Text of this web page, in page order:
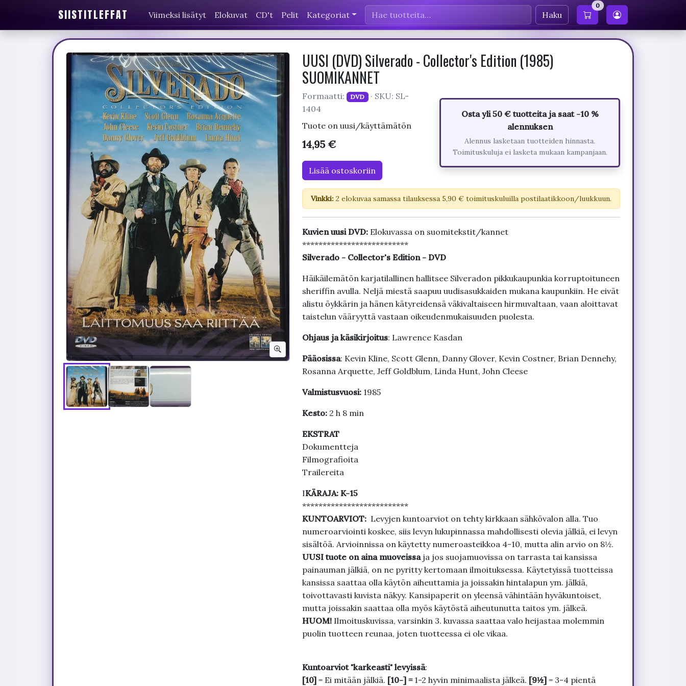
SIISTITLEFFAT Viimeksi lisätyt Elokuvat CD't Pelit Kategoriat Haku
0
UUSI (DVD) Silverado - Collector's Edition (1985)
SUOMIKANNET
Formaatti: DVD
· SKU: SL-
1404
Tuote on uusi/käyttämätön
14,95 €
Lisää ostoskoriin
Osta yli 50 € tuotteita ja saat -10 %
alennuksen
Alennus lasketaan tuotteiden hinnasta.
Toimituskuluja ei lasketa mukaan kampanjaan.
Vinkki:2 elokuvaa samassa tilauksessa 5,90 € toimituskuluilla postilaatikkoon/luukkuun.
Kuvien uusi DVD: Elokuvassa on suomitekstit/kannet
**************************
Silverado - Collector's Edition - DVD
Häikäilemätön karjatilallinen hallitsee Silveradon pikkukaupunkia korruptoituneen
sheriffin avulla. Neljä miestä saapuu uudisasukkaiden mukana kaupunkiin. He eivät
alistu öykkärin ja hänen kätyreidensä väkivaltaiseen hirmuvaltaan, vaan aloittavat
taistelun vääryyttä vastaan oikeudenmukaisuuden puolesta.
Ohjaus ja käsikirjoitus: Lawrence Kasdan
Pääosissa: Kevin Kline, Scott Glenn, Danny Glover, Kevin Costner, Brian Dennehy,
Rosanna Arquette, Jeff Goldblum, Linda Hunt, John Cleese
Valmistusvuosi:1985
Kesto:2 h 8 min
EKSTRAT
Dokumentteja
Filmografioita
Trailereita
IKÄRAJA: K-15
**************************
KUNTOARVIOT: Levyjen kuntoarviot on tehty kirkkaan sähkövalon alla. Tuo
numeroarviointi koskee, siis levyn lukupinnassa mahdollisesti olevia jälkiä, ei levyn
sisältöä. Arvioinnissa on käytetty numeroasteikkoa 4-10, mutta alin arvio on 8½.
UUSI tuote on aina muoveissa ja jos suojamuovissa on tarrasta tai kansissa
painauman jälkiä, on ne pyritty kertomaan ilmoituksessa. Käytetyissä tuotteissa
kansissa saattaa olla käytön aiheuttamia ja joissakin hintalapun ym. jälkiä,
toivottavasti kuvista näkyy. Kansipaperit on yleensä vähintään hyväkuntoiset,
mutta joissakin saattaa olla myös käytöstä aiheutunutta taitos ym. jälkeä.
HUOM!Ilmoituskuvissa, varsinkin 3. kuvassa saattaa valo heijastaa molemmin
puolin tuotteen reunaa, joten tuotteessa ei ole vikaa.
Kuntoarviot "karkeasti" levyissä:
[10]= Ei mitään jälkiä. [10-] = 1-2 hyvin minimaalista jälkeä. [9½]= 3-4 pientä